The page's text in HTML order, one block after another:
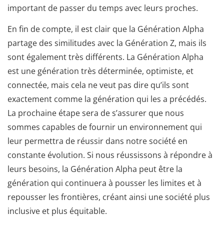
important de passer du temps avec leurs proches.
En fin de compte, il est clair que la Génération Alpha
partage des similitudes avec la Génération Z, mais ils
sont également très différents. La Génération Alpha
est une génération très déterminée, optimiste, et
connectée, mais cela ne veut pas dire qu’ils sont
exactement comme la génération qui les a précédés.
La prochaine étape sera de s’assurer que nous
sommes capables de fournir un environnement qui
leur permettra de réussir dans notre société en
constante évolution. Si nous réussissons à répondre à
leurs besoins, la Génération Alpha peut être la
génération qui continuera à pousser les limites et à
repousser les frontières, créant ainsi une société plus
inclusive et plus équitable.